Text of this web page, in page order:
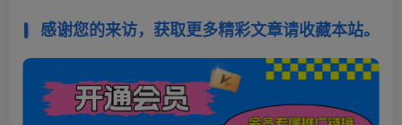
感谢您的来访，获取更多精彩文章请收藏本站。